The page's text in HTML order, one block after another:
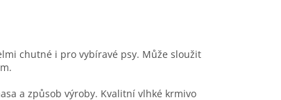
chutné i pro vybíravé psy. Může sloužit
a způsob výroby. Kvalitní vlhké krmivo